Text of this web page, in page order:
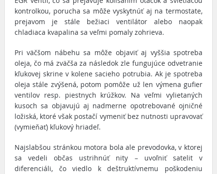
kontrolkou, porucha sa môže vyskytnúť aj na termostate,
prejavom je stále bežiaci ventilátor alebo naopak
chladiaca kvapalina sa veľmi pomaly zohrieva.
Pri väčšom nábehu sa môže objaviť aj vyššia spotreba
oleja, čo má zväčša za následok zle fungujúce odvetranie
kľukovej skrine v kolene sacieho potrubia. Ak je spotreba
oleja stále zvýšená, potom pomôže už len výmena gufier
ventilov resp. piestnych krúžkov. Na veľmi vylietaných
kusoch sa objavujú aj nadmerne opotrebované ojničné
ložiská, ktoré však postačí vymeniť bez nutnosti upravovať
(vymieňať) kľukový hriadeľ.
Najslabšou stránkou motora bola ale prevodovka, v ktorej
sa vedeli občas ustrihnúť nity – uvoľniť satelit v
diferenciáli, čo viedlo k deštruktívnemu poškodeniu